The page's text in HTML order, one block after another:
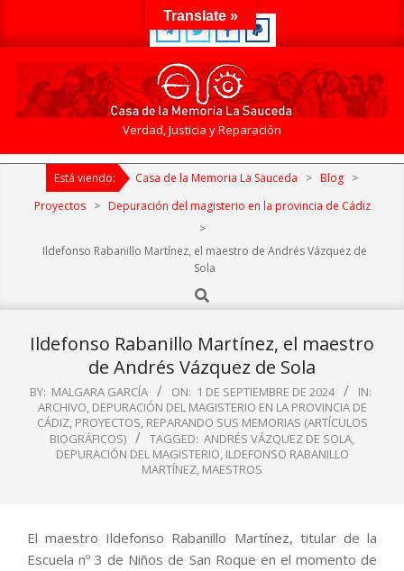
de
Memoria
Sauceda
Verdad, Justicia y Reparación
Primary
NavigationEstá viendo: Casa de la Memoria La Sauceda > Blog >
Proyectos
> Depuración del magisterio en la provincia de Cádiz
>
Ildefonso Rabanillo Martínez, el maestro de Andrés Vázquez de
Sola
Search
Ildefonso Rabanillo Martínez, el maestro
de Andrés Vázquez de Sola
BY: MALGARA GARCÍA ON: 1 DE SEPTIEMBRE DE 2024
IN:
ARCHIVO, DEPURACIÓN DEL MAGISTERIO EN LA PROVINCIA DE
CÁDIZ, PROYECTOS, REPARANDO SUS MEMORIAS (ARTÍCULOS
BIOGRÁFICOS)
TAGGED: ANDRÉS VÁZQUEZ DE SOLA,
DEPURACIÓN DEL MAGISTERIO, ILDEFONSO RABANILLO
MARTÍNEZ, MAESTROS
El maestro Ildefonso Rabanillo Martínez, titular de la
Escuela nº 3 de Niños de San Roque en el momento de
Translate »